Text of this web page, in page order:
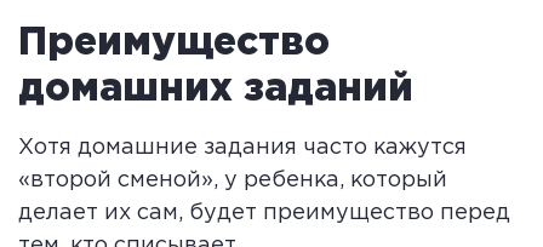
Преимущество
домашних заданий
Хотя домашние задания часто кажутся
«второй сменой», у ребенка, который
делает их сам, будет преимущество перед